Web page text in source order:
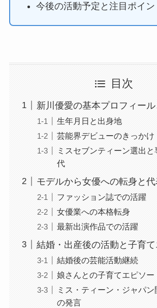
今後の活動予定と注目ポイン
目次
新川優愛の基本プロフィー
生年月日と出身地
芸能界デビューのきっかけ
ミスセブンティーン選出
代
モデルから女優への転身と
ファッション誌での活躍
女優業への本格転身
最新出演作品での活躍
結婚・出産後の活動と子育
結婚後の芸能活動継続
娘さんとの子育てエピソー
ミス・ティーン・ジャパ
の発言